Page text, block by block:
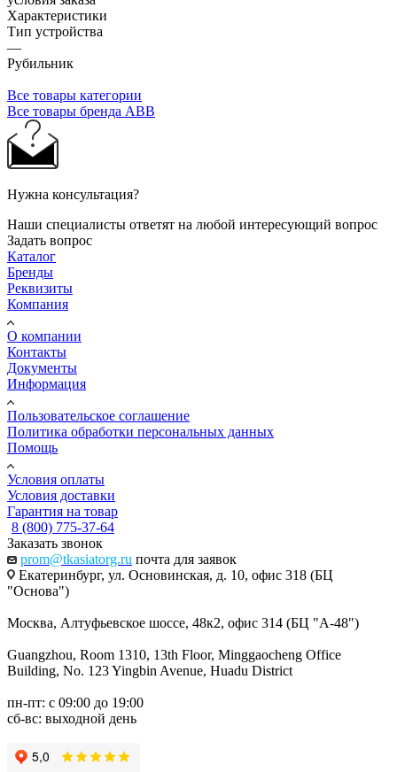
Характеристики
Тип устройства
—
Рубильник
Все товары категории
Все товары бренда ABB
Нужна консультация?
Наши специалисты ответят на любой интересующий вопрос
Задать вопрос
Каталог
Бренды
Реквизиты
Компания
О компании
Контакты
Документы
Информация
Пользовательское соглашение
Политика обработки персональных данных
Помощь
Условия оплаты
Условия доставки
Гарантия на товар
8 (800) 775-37-64
Заказать звонок
prom@tkasiatorg.ru почта для заявок
Екатеринбург, ул. Основинская, д. 10, офис 318 (БЦ
"Основа")
Москва, Алтуфьевское шоссе, 48к2, офис 314 (БЦ "А-48")
Guangzhou, Room 1310, 13th Floor, Minggaocheng Office
Building, No. 123 Yingbin Avenue, Huadu District
пн-пт: с 09:00 до 19:00
сб-вс: выходной день